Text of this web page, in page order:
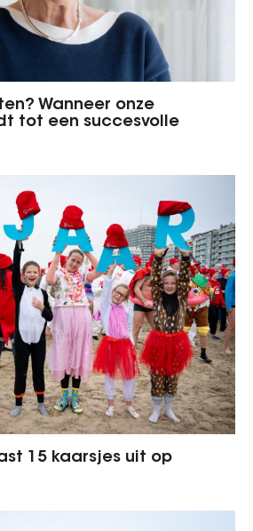
Wanneer onze
tot een succesvolle
15 kaarsjes uit op